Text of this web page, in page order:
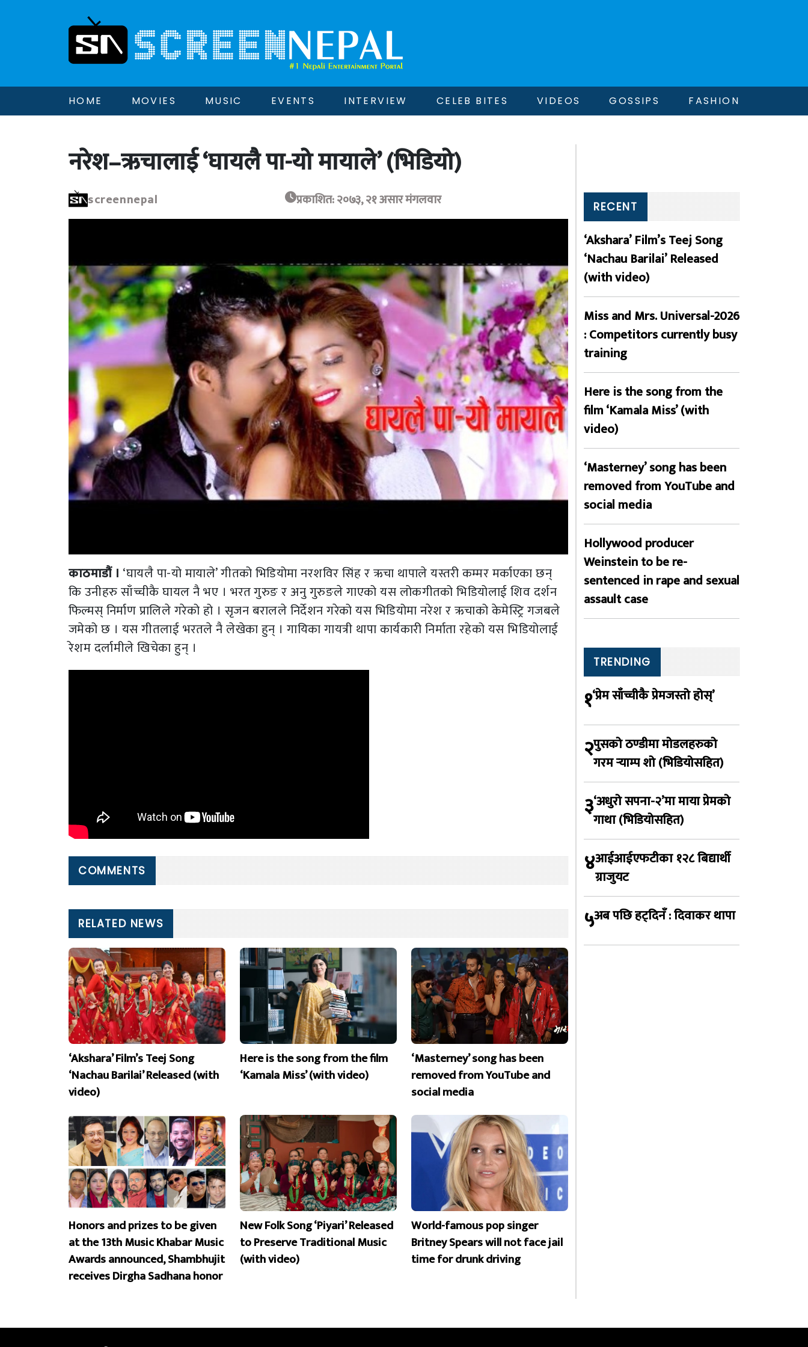
HOME MOVIES MUSIC EVENTS INTERVIEW CELEB BITES VIDEOS GOSSIPS FASHION
नरेश–ऋचालाई ‘घायलै पा-यो मायाले’ (भिडियो)
screennepal प्रकाशित: २०७३, २१ असार मंगलवार
काठमाडौं । ‘घायलै पा-यो मायाले’ गीतको भिडियोमा नरशविर सिंह र ऋचा थापाले यस्तरी कम्मर मर्काएका छन्
कि उनीहरु साँच्चीकै घायल नै भए । भरत गुरुङ र अनु गुरुङले गाएको यस लोकगीतको भिडियोलाई शिव दर्शन
फिल्मस् निर्माण प्रालिले गरेको हो । सृजन बरालले निर्देशन गरेको यस भिडियोमा नरेश र ऋचाको केमेस्ट्रि गजबले
जमेको छ । यस गीतलाई भरतले नै लेखेका हुन् । गायिका गायत्री थापा कार्यकारी निर्माता रहेको यस भिडियोलाई
रेशम दर्लामीले खिचेका हुन् ।
COMMENTS
RELATED NEWS
‘Akshara’ Film’s Teej Song
‘Nachau Barilai’ Released (with
video)
Here is the song from the film
‘Kamala Miss’ (with video)
‘Masterney’ song has been
removed from YouTube and
social media
Honors and prizes to be given
at the 13th Music Khabar Music
Awards announced, Shambhujit
receives Dirgha Sadhana honor
New Folk Song ‘Piyari’ Released
to Preserve Traditional Music
(with video)
World-famous pop singer
Britney Spears will not face jail
time for drunk driving
RECENT
‘Akshara’ Film’s Teej Song
‘Nachau Barilai’ Released
(with video)
Miss and Mrs. Universal-2026
: Competitors currently busy
training
Here is the song from the
film ‘Kamala Miss’ (with
video)
‘Masterney’ song has been
removed from YouTube and
social media
Hollywood producer
Weinstein to be re-
sentenced in rape and sexual
assault case
TRENDING
१‘प्रेम साँच्चीकै प्रेमजस्तो होस्’
२पुसको ठण्डीमा मोडलहरुको
गरम र्‍याम्प शो (भिडियोसहित)
३‘अधुरो सपना-२’मा माया प्रेमको
गाथा (भिडियोसहित)
४आईआईएफटीका १२८ बिद्यार्थी
ग्राजुयट
५अब पछि हट्दिनँ : दिवाकर थापा